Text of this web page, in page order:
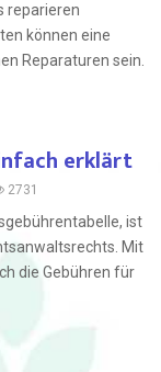
reparieren
können eine
Reparaturen sein.
erklärt
2731
ist
Mit
die Gebühren für